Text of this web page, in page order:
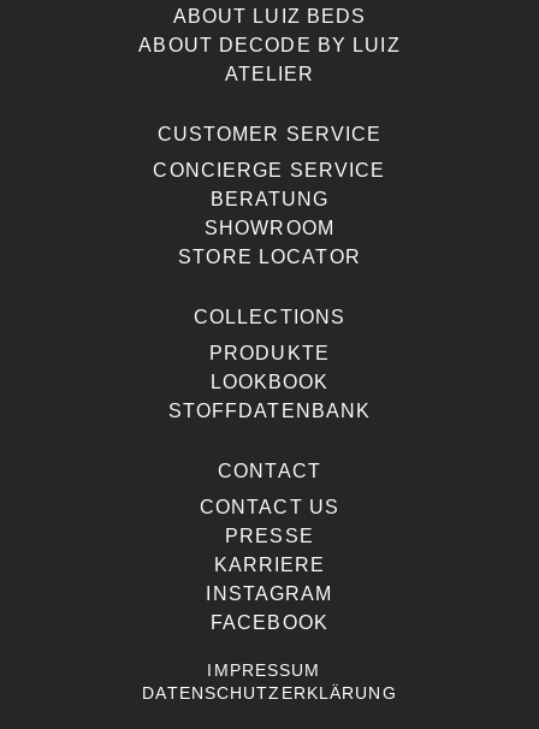
ABOUT LUIZ BEDS
ABOUT DECODE BY LUIZ
ATELIER
CUSTOMER SERVICE
CONCIERGE SERVICE
BERATUNG
SHOWROOM
STORE LOCATOR
COLLECTIONS
PRODUKTE
LOOKBOOK
STOFFDATENBANK
CONTACT
CONTACT US
PRESSE
KARRIERE
INSTAGRAM
FACEBOOK
IMPRESSUM
DATENSCHUTZERKLÄRUNG